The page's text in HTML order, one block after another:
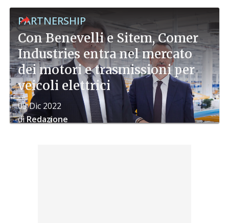
PARTNERSHIP
Con Benevelli e Sitem, Comer
Industries entra nel mercato
dei motori e trasmissioni per
veicoli elettrici
05 Dic 2022
diRedazione